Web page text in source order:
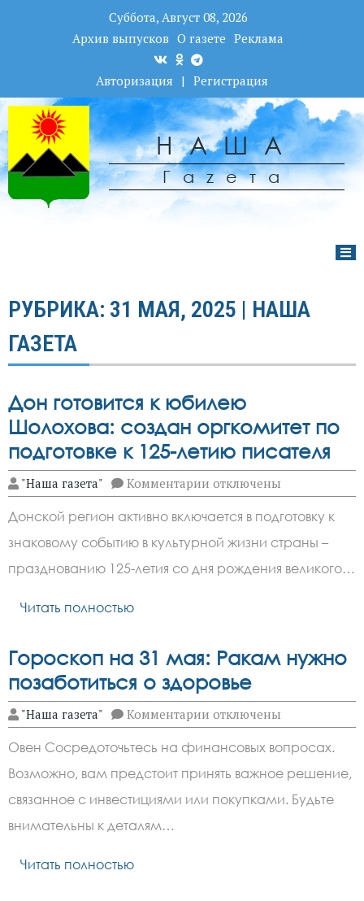
Суббота, Август 08, 2026
Архив выпусков О газете Реклама
Авторизация | Регистрация
НАША
Гаzета
РУБРИКА: 31 МАЯ, 2025 | НАША
ГАЗЕТА
Дон готовится к юбилею
Шолохова: создан оргкомитет по
подготовке к 125-летию писателя
"Наша газета" Комментарии к
записи
готовится
к
юбилею
Шолохова:
создан
125-
летию
писателя
отключены
Донской регион активно включается в подготовку к
знаковому событию в культурной жизни страны –
празднованию 125-летия со дня рождения великого…
Читать полностью
Гороскоп на 31 мая: Ракам нужно
позаботиться о здоровье
"Наша газета" Комментарии к
записи
на
31
мая:
Ракам
нужно
отключены
Овен Сосредоточьтесь на финансовых вопросах.
Возможно, вам предстоит принять важное решение,
связанное с инвестициями или покупками. Будьте
внимательны к деталям…
Читать полностью